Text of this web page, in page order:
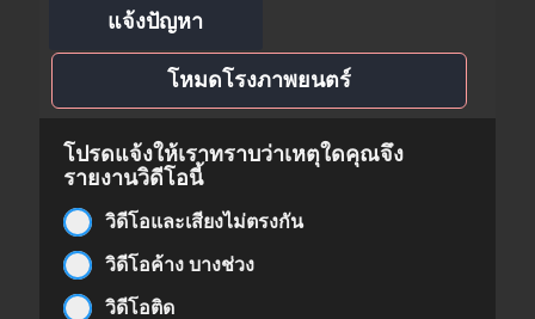
แจ้งปัญหา
โหมดโรงภาพยนตร์
โปรดแจ้งให้เราทราบว่าเหตุใดคุณจึง
รายงานวิดีโอนี้
วิดีโอและเสียงไม่ตรงกัน
วิดีโอค้าง บางช่วง
วิดีโอติด